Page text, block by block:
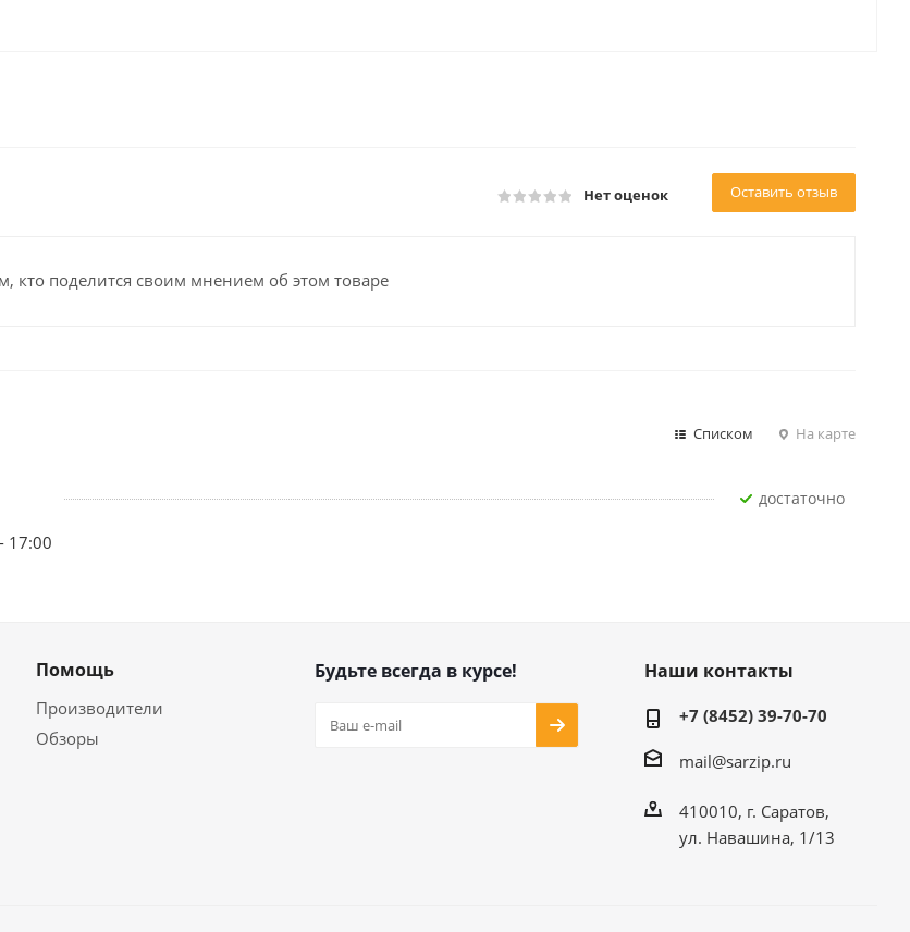
Нет оценок Оставить отзыв
кто поделится своим мнением об этом товаре
Списком На карте
17:00
Достаточно
Помощь
Производители
Обзоры
Будьте всегда в курсе! Наши контакты
+7 (8452) 39-70-70
mail@sarzip.ru
410010, г. Саратов,
ул. Навашина, 1/13